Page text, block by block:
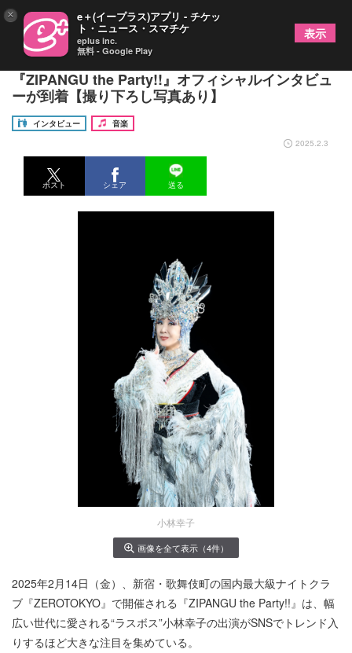
小林幸子、2月14日クラブシーンに初降臨
『ZIPANGU the Party!!』オフィシャルインタビュ
ーが到着【撮り下ろし写真あり】
インタビュー
音楽
2025.2.3
ポスト シェア 送る
小林幸子
画像を全て表示（4件）
2025年2月14日（金）、新宿・歌舞伎町の国内最大級ナイトクラ
ブ『ZEROTOKYO』で開催される『ZIPANGU the Party!!』は、幅
広い世代に愛される“ラスボス”小林幸子の出演がSNSでトレンド入
りするほど大きな注目を集めている。
× e＋(イープラス)アプリ - チケッ
ト・ニュース・スマチケ
eplus inc.
無料 - Google Play
表示